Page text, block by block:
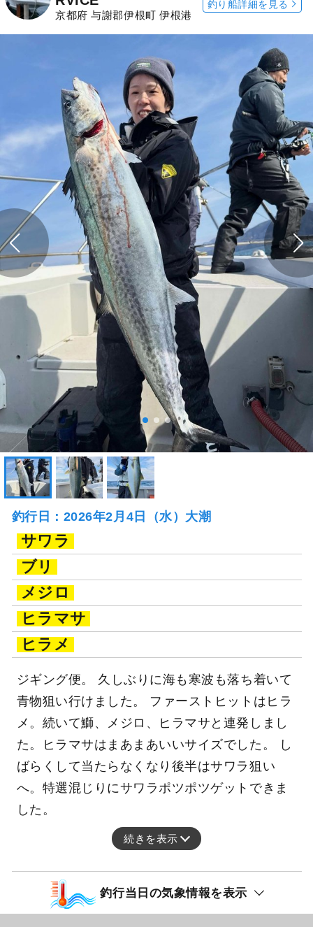
京都府 与謝郡伊根町 伊根港
釣り船詳細を見る
釣行日：2026年2月4日（水）大潮
サワラ
ブリ
メジロ
ヒラマサ
ヒラメ
ジギング便。 久しぶりに海も寒波も落ち着いて
青物狙い行けました。 ファーストヒットはヒラ
メ。続いて鰤、メジロ、ヒラマサと連発しまし
た。ヒラマサはまあまあいいサイズでした。 し
ばらくして当たらなくなり後半はサワラ狙い
へ。特選混じりにサワラポツポツゲットできま
した。
続きを表示
釣行当日の気象情報を表示